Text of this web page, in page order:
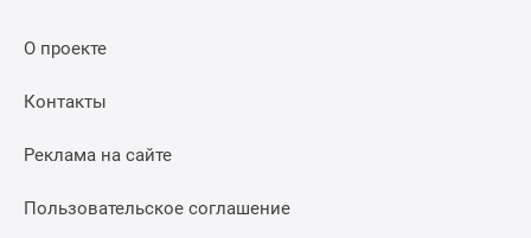
О проекте
Контакты
Реклама на сайте
Пользовательское соглашение